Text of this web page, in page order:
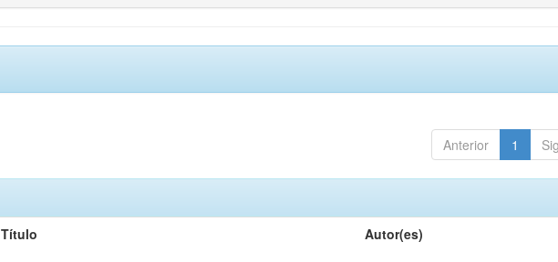
Anterior 1
Título Autor(es)